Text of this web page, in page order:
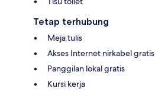
Tetap terhubung
Meja tulis
Akses Internet nirkabel gratis
Panggilan lokal gratis
Kursi kerja